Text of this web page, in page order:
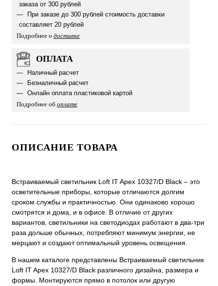
заказа от 300 рублей
При заказе до 300 рублей стоимость доставки
составляет 20 рублей
Подробнее о доставке
ОПЛАТА
Наличный расчет
Безналичный расчет
Онлайн оплата пластиковой картой
Подробнее об оплате
ОПИСАНИЕ ТОВАРА
Встраиваемый светильник Loft IT Apex 10327/D Black ‒ это
осветительные приборы, которые отличаются долгим
сроком службы и практичностью. Они одинаково хорошо
смотрятся и дома, и в офисе. В отличие от других
вариантов, светильники на светодиодах работают в два-три
раза дольше обычных, потребляют минимум энергии, не
мерцают и создают оптимальный уровень освещения.
В нашем каталоге представлены Встраиваемый светильник
Loft IT Apex 10327/D Black различного дизайна, размера и
формы. Монтируются прямо в потолок или другую